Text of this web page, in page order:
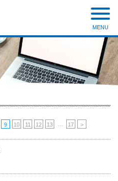
MENU
9 10 11 12 13 17 >